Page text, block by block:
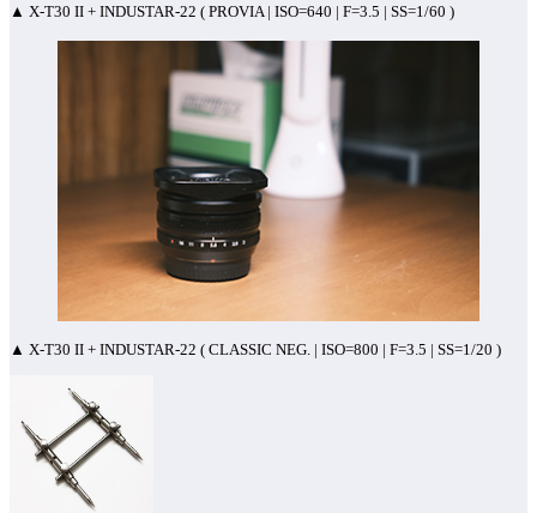
▲ X-T30 II + INDUSTAR-22 ( PROVIA | ISO=640 | F=3.5 | SS=1/60 )
▲ X-T30 II + INDUSTAR-22 ( CLASSIC NEG. | ISO=800 | F=3.5 | SS=1/20 )